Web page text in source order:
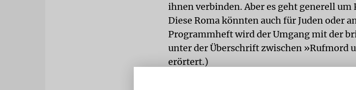
ihnen verbinden. Aber es geht generell
Diese Roma könnten auch für Juden oder
Programmheft wird der Umgang mit der
unter der Überschrift zwischen »Rufmord
erörtert.)